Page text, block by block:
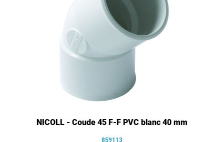
NICOLL - Coude 45 F-F PVC blanc 40 mm
859113